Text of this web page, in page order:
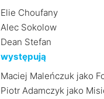
Elie Choufany
Alec Sokolow
Dean Stefan
występują
Maciej Maleńczuk jako
Piotr Adamczyk jako